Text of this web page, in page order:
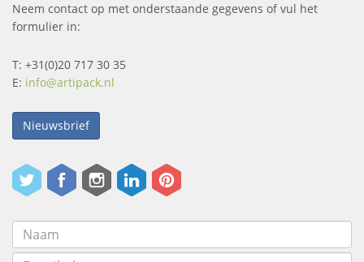
Neem contact op met onderstaande gegevens of vul het
formulier in:
T: +31(0)20 717 30 35
E: info@artipack.nl
Nieuwsbrief